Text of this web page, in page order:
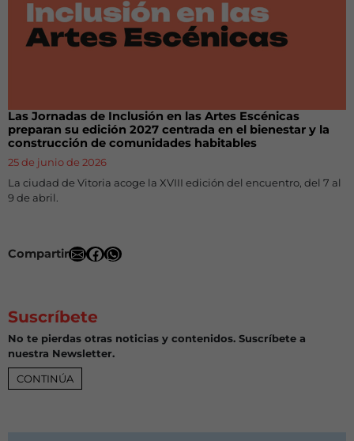
Las Jornadas de Inclusión en las Artes Escénicas
preparan su edición 2027 centrada en el bienestar y la
construcción de comunidades habitables
25 de junio de 2026
La ciudad de Vitoria acoge la XVIII edición del encuentro, del 7 al
9 de abril.
Compartir
Suscríbete
No te pierdas otras noticias y contenidos. Suscríbete a
nuestra Newsletter.
CONTINÚA